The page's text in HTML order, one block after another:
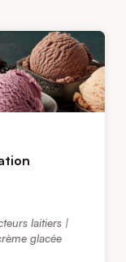
laitiers |
glacée